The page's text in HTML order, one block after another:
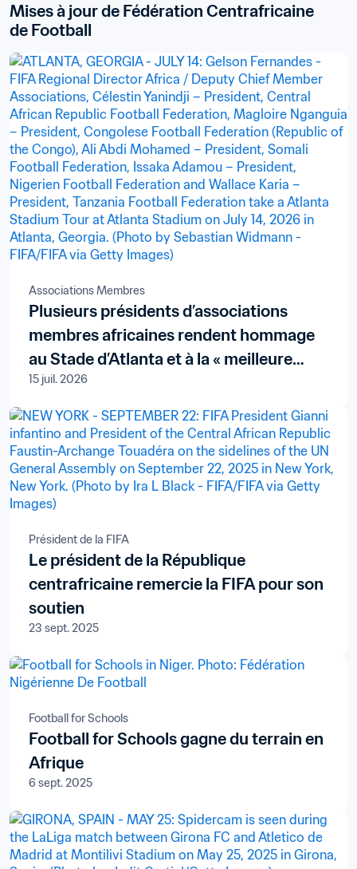
Mises à jour de Fédération Centrafricaine
de Football
Associations Membres
Plusieurs présidents d’associations
membres africaines rendent hommage
au Stade d’Atlanta et à la « meilleure
Coupe du Monde de toutes »
15 juil. 2026
Président de la FIFA
Le président de la République
centrafricaine remercie la FIFA pour son
soutien
23 sept. 2025
Football for Schools
Football for Schools gagne du terrain en
Afrique
6 sept. 2025